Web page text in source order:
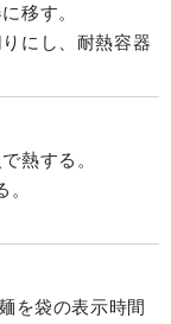
移す。
にし、耐熱容器
熱する。
を袋の表示時間